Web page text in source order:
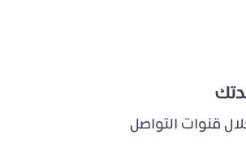
قنوات التواصل